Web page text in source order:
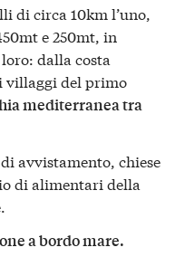
di circa 10km l’uno,
e 250mt, in
dalla costa
villaggi del primo
mediterranea tra
avvistamento, chiese
di alimentari della
a bordo mare.